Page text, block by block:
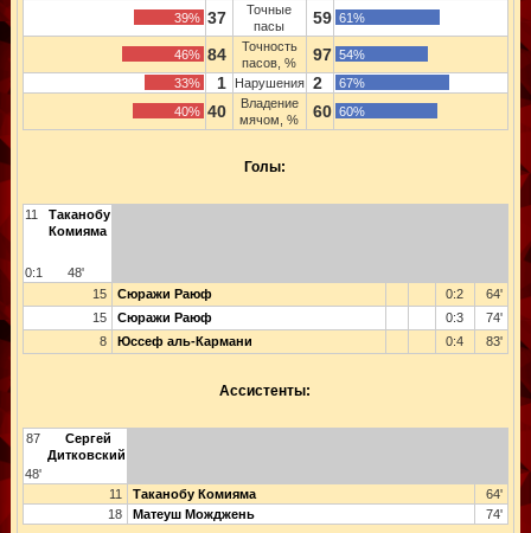
39% 37
Точные
пасы
59 61%
46% 84
Точность
пасов, %
97 54%
33%
1 Нарушения 2
67%
40% 40
Владение
мячом, %
60 60%
Голы:
11
Таканобу
Комияма
0:1
48'
15
Сюражи Раюф 0:2
64'
15
Сюражи Раюф 0:3
74'
8
Юссеф аль-Кармани 0:4 83'
Ассистенты:
87
Сергей
Дитковский
48'
11
Таканобу Комияма
64'
18
Матеуш Можджень 74'